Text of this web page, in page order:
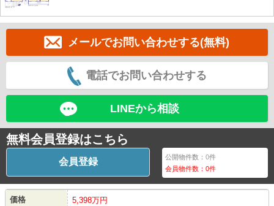
メールでお問い合わせする(無料)
電話でお問い合わせする
LINEから相談
無料会員登録はこちら
会員登録 公開物件数：0件
会員物件数：0件
価格 5,398万円